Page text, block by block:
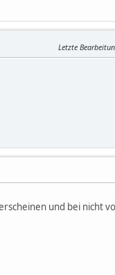
Letzte
und bei nicht